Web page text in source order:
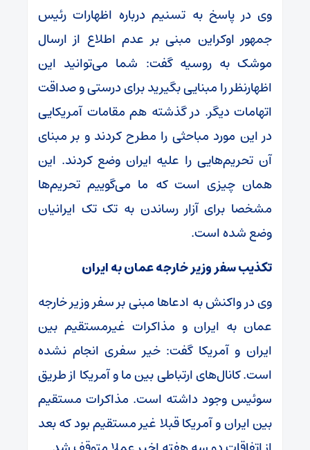
وی در پاسخ به تسنیم درباره اظهارات رئیس
جمهور اوکراین مبنی بر عدم اطلاع از ارسال
موشک به روسیه گفت: شما می‌توانید این
اظهارنظر را مبنایی بگیرید برای درستی و صداقت
اتهامات دیگر. در گذشته هم مقامات آمریکایی
در این مورد مباحثی را مطرح کردند و بر مبنای
آن تحریم‌هایی را علیه ایران وضع کردند. این
همان چیزی است که ما می‌گوییم تحریم‌ها
مشخصا برای آزار رساندن به تک تک ایرانیان
وضع شده است.
تکذیب سفر وزیر خارجه عمان به ایران
وی در واکنش به ادعا‌ها مبنی بر سفر وزیر خارجه
عمان به ایران و مذاکرات غیرمستقیم بین
ایران و آمریکا گفت: خیر سفری انجام نشده
است. کانال‌های ارتباطی بین ما و آمریکا از طریق
سوئیس وجود داشته است. مذاکرات مستقیم
بین ایران و آمریکا قبلا غیر مستقیم بود که بعد